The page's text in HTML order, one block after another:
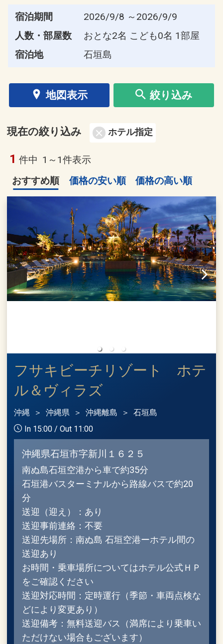
宿泊期間
2026/9/8 ～2026/9/9
人数・部屋数
おとな2名 こども0名 1部屋
宿泊地
石垣島
地図表示 絞り込み
現在の絞り込み ホテル指定
1 件中 1～1件表示
おすすめ順
価格の安い順 価格の高い順
フサキビーチリゾート ホテ
ル＆ヴィラズ
沖縄 沖縄県 沖縄離島
石垣島
In 15:00 / Out 11:00
沖縄県石垣市字新川１６２５
南ぬ島石垣空港から車で約35分
石垣港バスターミナルから路線バスで約20
分
送迎（迎え）：あり
送迎事前連絡：不要
送迎先場所：南ぬ島 石垣空港ーホテル間の
送迎あり
お時間・乗車場所についてはホテル公式ＨＰ
をご確認ください
送迎対応時間：定時運行（季節・車両点検な
どにより変更あり）
送迎備考：無料送迎バス（満席により乗車い
ただけない場合もございます）